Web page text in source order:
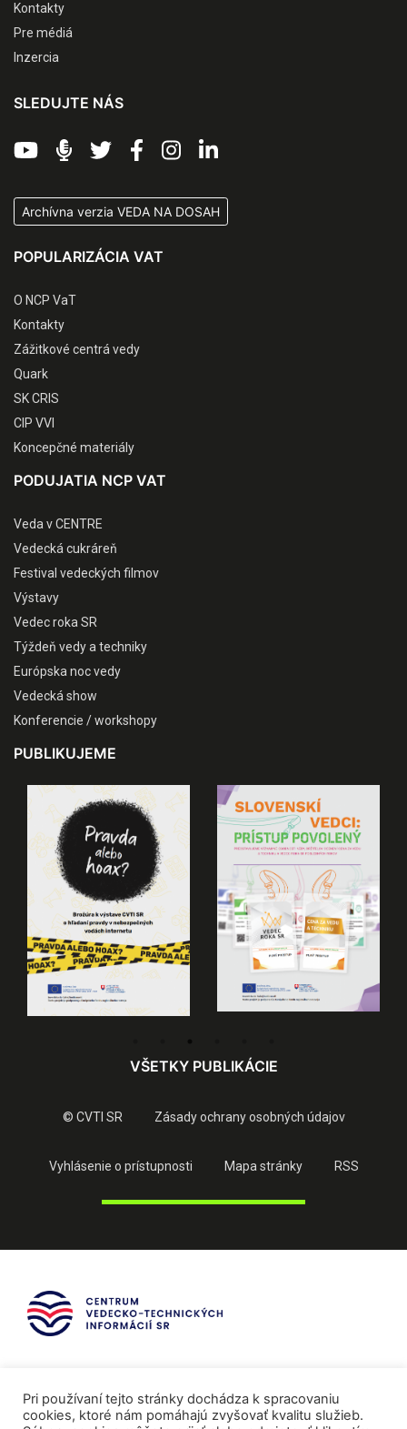
Kontakty
Pre médiá
Inzercia
SLEDUJTE NÁS
Archívna verzia VEDA NA DOSAH
POPULARIZÁCIA VAT
O NCP VaT
Kontakty
Zážitkové centrá vedy
Quark
SK CRIS
CIP VVI
Koncepčné materiály
PODUJATIA NCP VAT
Veda v CENTRE
Vedecká cukráreň
Festival vedeckých filmov
Výstavy
Vedec roka SR
Týždeň vedy a techniky
Európska noc vedy
Vedecká show
Konferencie / workshopy
PUBLIKUJEME
VŠETKY PUBLIKÁCIE
© CVTI SR Zásady ochrany osobných údajov
Vyhlásenie o prístupnosti Mapa stránky RSS
Pri používaní tejto stránky dochádza k spracovaniu
cookies, ktoré nám pomáhajú zvyšovať kvalitu služieb.